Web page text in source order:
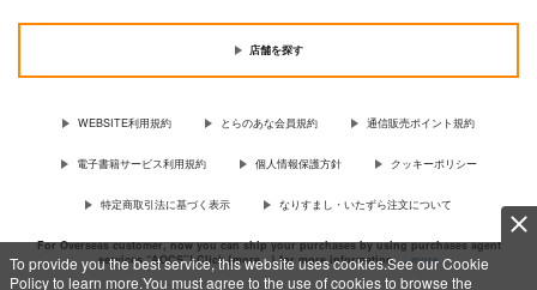
To provide you the best service, this website uses cookies.See our Cookie
Policy to learn more.You must agree to the use of cookies to browse the
店舗を探す
WEBSITE利用規約 とらのあな会員規約 通信販売ポイント規約
電子書籍サービス利用規約 個人情報保護方針 クッキーポリシー
特定商取引法に基づく表示 なりすまし・いたずら注文について
For Overseas customer, now you can ship your purchases by using purchases agent
services “AOCS”! Click {more…} for more information …more